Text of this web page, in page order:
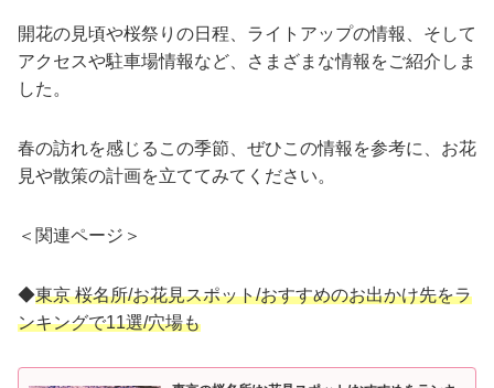
開花の見頃や桜祭りの日程、ライトアップの情報、そして
アクセスや駐車場情報など、さまざまな情報をご紹介しま
した。
春の訪れを感じるこの季節、ぜひこの情報を参考に、お花
見や散策の計画を立ててみてください。
＜関連ページ＞
◆東京 桜名所/お花見スポット/おすすめのお出かけ先をラ
ンキングで11選/穴場も